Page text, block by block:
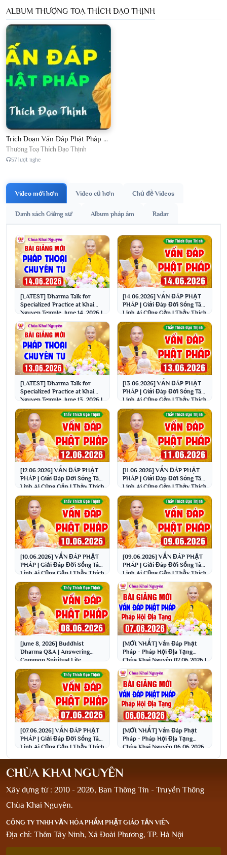
ALBUM THƯỢNG TOẠ THÍCH ĐẠO THỊNH
Trích Đoạn Vấn Đáp Phật Pháp 2026
Thượng Toạ Thích Đạo Thịnh
57 lượt nghe
Video mới hơn Video cũ hơn Chủ đề Videos
Danh sách Giảng sư Album pháp âm Radar
[LATEST] Dharma Talk for
Specialized Practice at Khai
Nguyen Temple, June 14, 2026 |
Venerable Th...
[14.06.2026] VẤN ĐÁP PHẬT
PHÁP | Giải Đáp Đời Sống Tâm
Linh Ai Cũng Gặp | Thầy Thích
Đạo Thịnh
[LATEST] Dharma Talk for
Specialized Practice at Khai
Nguyen Temple, June 13, 2026 |
Venerable Th...
[13.06.2026] VẤN ĐÁP PHẬT
PHÁP | Giải Đáp Đời Sống Tâm
Linh Ai Cũng Gặp | Thầy Thích
Đạo Thịnh
[12.06.2026] VẤN ĐÁP PHẬT
PHÁP | Giải Đáp Đời Sống Tâm
Linh Ai Cũng Gặp | Thầy Thích
Đạo Thịnh
[11.06.2026] VẤN ĐÁP PHẬT
PHÁP | Giải Đáp Đời Sống Tâm
Linh Ai Cũng Gặp | Thầy Thích
Đạo Thịnh
[10.06.2026] VẤN ĐÁP PHẬT
PHÁP | Giải Đáp Đời Sống Tâm
Linh Ai Cũng Gặp | Thầy Thích
Đạo Thịnh
[09.06.2026] VẤN ĐÁP PHẬT
PHÁP | Giải Đáp Đời Sống Tâm
Linh Ai Cũng Gặp | Thầy Thích
Đạo Thịnh
[June 8, 2026] Buddhist
Dharma Q&A | Answering
Common Spiritual Life
Questions | Venerable Thich ...
[MỚI NHẤT] Vấn Đáp Phật
Pháp - Pháp Hội Địa Tạng
Chùa Khai Nguyên 07.06.2026 |
Thầy Thích Đạo Thịnh
[07.06.2026] VẤN ĐÁP PHẬT
PHÁP | Giải Đáp Đời Sống Tâm
Linh Ai Cũng Gặp | Thầy Thích
[MỚI NHẤT] Vấn Đáp Phật
Pháp - Pháp Hội Địa Tạng
Chùa Khai Nguyên 06.06.2026
CHÙA KHAI NGUYÊN
Xây dựng từ : 2010 - 2026, Ban Thông Tin - Truyền Thông
Chùa Khai Nguyên.
CÔNG TY TNHH VĂN HÓA PHẨM PHẬT GIÁO TẢN VIÊN
Địa chỉ: Thôn Tây Ninh, Xã Đoài Phương, TP. Hà Nội